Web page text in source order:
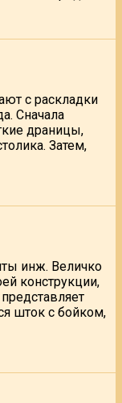
с раскладки
Сначала
драницы,
Затем,
инж. Величко
конструкции,
шток с бойком,